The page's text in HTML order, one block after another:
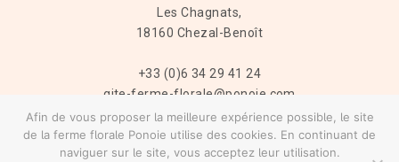
Les Chagnats,
18160 Chezal-Benoît
+33 (0)6 34 29 41 24
gite-ferme-florale@ponoie.com
Afin de vous proposer la meilleure expérience possible, le site
de la ferme florale Ponoie utilise des cookies. En continuant de
naviguer sur le site, vous acceptez leur utilisation.